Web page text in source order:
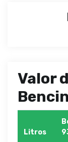
Valor
Litros